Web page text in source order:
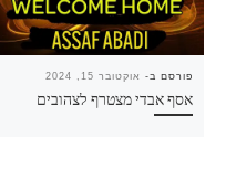
פורסם ב- אוקטובר 15, 2024
אסף אבדי מצטרף לצהובים